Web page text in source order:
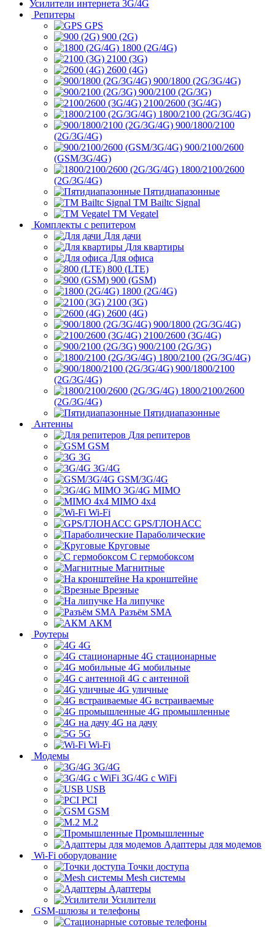
Усилители интернета 3G/4G
Репитеры
GPS
900 (2G)
1800 (2G/4G)
2100 (3G)
2600 (4G)
900/1800 (2G/3G/4G)
900/2100 (2G/3G)
2100/2600 (3G/4G)
1800/2100 (2G/3G/4G)
900/1800/2100
(2G/3G/4G)
900/2100/2600
(GSM/3G/4G)
1800/2100/2600
(2G/3G/4G)
Пятидиапазонные
ТМ Bailtc Signal
ТМ Vegatel
Комплекты с репитером
Для дачи
Для квартиры
Для офиса
800 (LTE)
900 (GSM)
1800 (2G/4G)
2100 (3G)
2600 (4G)
900/1800 (2G/3G/4G)
2100/2600 (3G/4G)
900/2100 (2G/3G)
1800/2100 (2G/3G/4G)
900/1800/2100
(2G/3G/4G)
1800/2100/2600
(2G/3G/4G)
Пятидиапазонные
Антенны
Для репитеров
GSM
3G
3G/4G
GSM/3G/4G
3G/4G MIMO
MIMO 4x4
Wi-Fi
GPS/ГЛОНАСС
Параболические
Круговые
С гермобоксом
Магнитные
На кронштейне
Врезные
На липучке
Разъём SMA
АКМ
Роутеры
4G
4G стационарные
4G мобильные
4G с антенной
4G уличные
4G встраиваемые
4G промышленные
4G на дачу
5G
Wi-Fi
Модемы
3G/4G
3G/4G с WiFi
USB
PCI
GSM
M.2
Промышленные
Адаптеры для модемов
Wi-Fi оборудование
Точки доступа
Mesh системы
Адаптеры
Усилители
GSM-шлюзы и телефоны